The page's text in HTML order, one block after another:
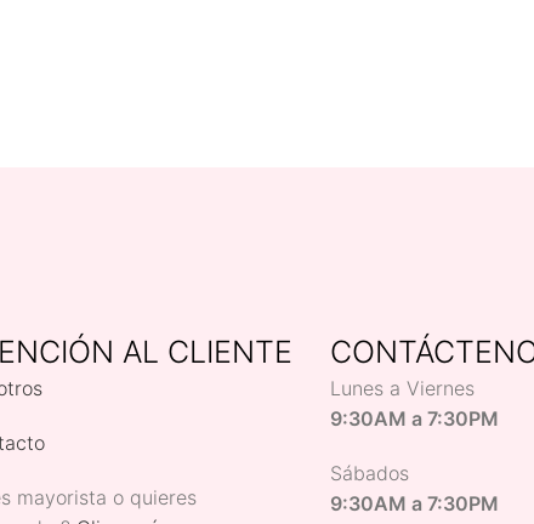
AL CLIENTE
mayorista o quieres
Lunes a Viernes
9:30AM a 7:30PM
Sábados
9:30AM a 7:30PM